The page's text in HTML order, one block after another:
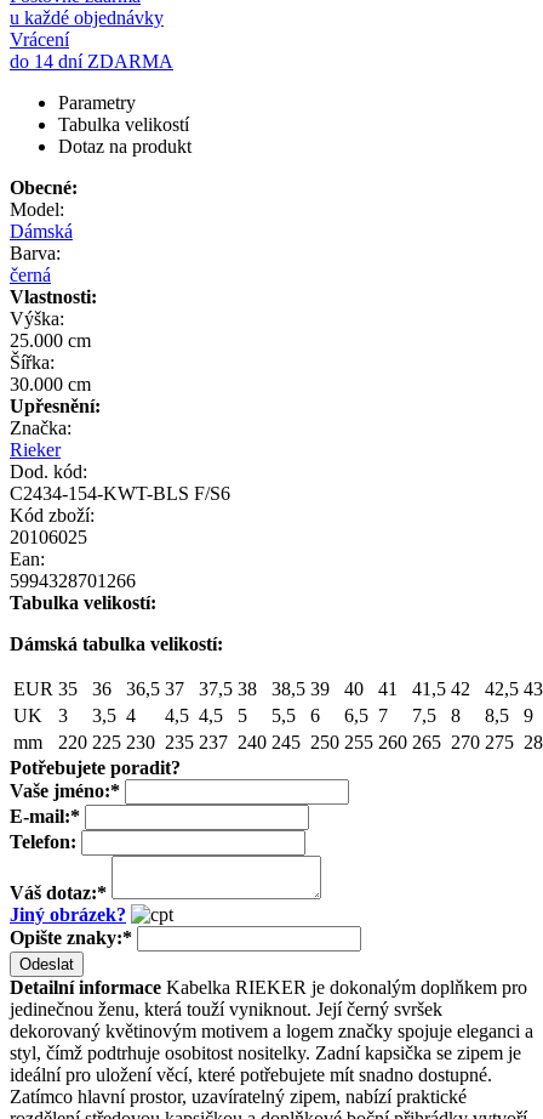
u každé objednávky
Vrácení
do 14 dní ZDARMA
Parametry
Tabulka velikostí
Dotaz na produkt
Obecné:
Model:
Dámská
Barva:
černá
Vlastnosti:
Výška:
25.000 cm
Šířka:
30.000 cm
Upřesnění:
Značka:
Rieker
Dod. kód:
C2434-154-KWT-BLS F/S6
Kód zboží:
20106025
Ean:
5994328701266
Tabulka velikostí:
Dámská tabulka velikostí:
EUR 35 36 36,5 37 37,5 38 38,5 39 40 41 41,5 42 42,5 43
UK
3 3,5 4 4,5 4,5 5 5,5 6 6,5 7 7,5 8 8,5
9
mm
220 225 230 235 237 240 245 250 255 260 265 270 275
Potřebujete poradit?
Vaše jméno:*
E-mail:*
Telefon:
Váš dotaz:*
Jiný obrázek?
Opište znaky:*
Odeslat
Detailní informace Kabelka RIEKER je dokonalým doplňkem pro
jedinečnou ženu, která touží vyniknout. Její černý svršek
dekorovaný květinovým motivem a logem značky spojuje eleganci a
styl, čímž podtrhuje osobitost nositelky. Zadní kapsička se zipem je
ideální pro uložení věcí, které potřebujete mít snadno dostupné.
Zatímco hlavní prostor, uzavíratelný zipem, nabízí praktické